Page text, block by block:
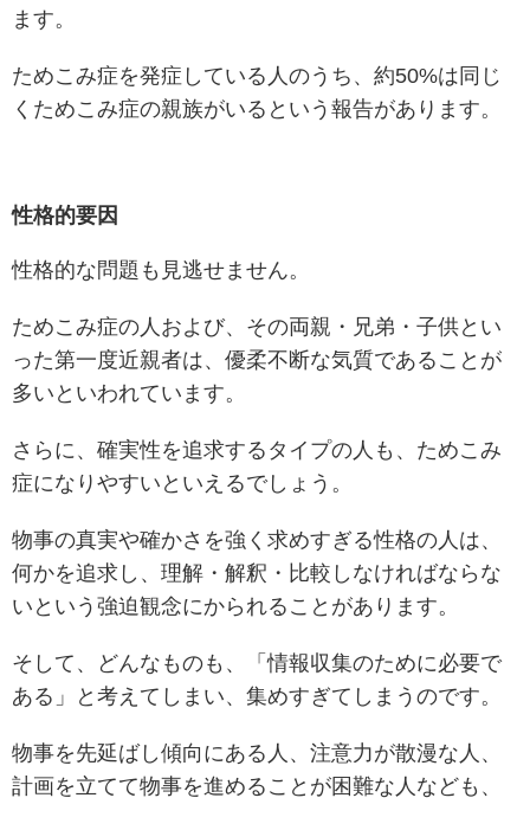
ます。
ためこみ症を発症している人のうち、約50%は同じ
くためこみ症の親族がいるという報告があります。
性格的要因
性格的な問題も見逃せません。
ためこみ症の人および、その両親・兄弟・子供とい
った第一度近親者は、優柔不断な気質であることが
多いといわれています。
さらに、確実性を追求するタイプの人も、ためこみ
症になりやすいといえるでしょう。
物事の真実や確かさを強く求めすぎる性格の人は、
何かを追求し、理解・解釈・比較しなければならな
いという強迫観念にかられることがあります。
そして、どんなものも、「情報収集のために必要で
ある」と考えてしまい、集めすぎてしまうのです。
物事を先延ばし傾向にある人、注意力が散漫な人、
計画を立てて物事を進めることが困難な人なども、